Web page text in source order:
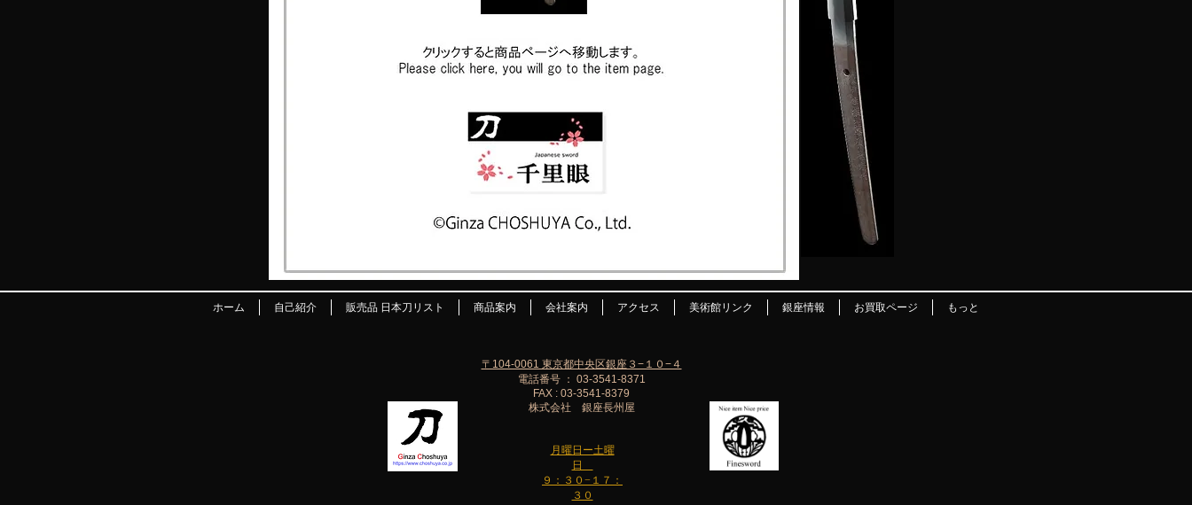
ホーム 自己紹介 販売品 日本刀リスト 商品案内 会社案内 アクセス 美術館リンク 銀座情報 お買取ページ もっと
月曜日ー土曜
日
９：３０−１７：
３０
〒104-0061 東京都中央区銀座３−１０−４
電話番号 ： 03-3541-8371
FAX : 03-3541-8379
株式会社 銀座長州屋